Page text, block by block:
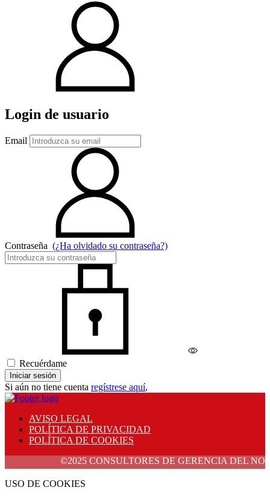
Login de usuario
Email
Contraseña (¿Ha olvidado su contraseña?)
Recuérdame
Iniciar sesión
Si aún no tiene cuenta regístrese aquí,
AVISO LEGAL
POLÍTICA DE PRIVACIDAD
POLÍTICA DE COOKIES
©2025 CONSULTORES DE GERENCIA DEL
USO DE COOKIES